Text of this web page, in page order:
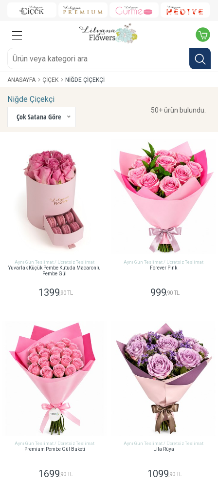
ANASAYFA ÇIÇEK NIĞDE ÇIÇEKÇI
Niğde Çiçekçi
Çok Satana Göre
50+ ürün bulundu.
Aynı Gün Teslimat / Ücretsiz Teslimat
Yuvarlak Küçük Pembe Kutuda Macaronlu
Pembe Gül
1399 ,90 TL
Aynı Gün Teslimat / Ücretsiz Teslimat
Forever Pink
999,90 TL
Aynı Gün Teslimat / Ücretsiz Teslimat
Premium Pembe Gül Buketi
1699,90 TL
Aynı Gün Teslimat / Ücretsiz Teslimat
Lila Rüya
1099,90 TL